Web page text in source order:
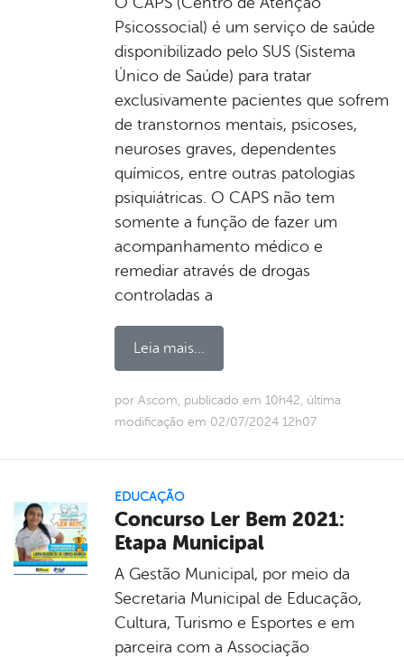
Psicossocial) é um serviço de saúde
disponibilizado pelo SUS (Sistema
Único de Saúde) para tratar
exclusivamente pacientes que sofrem
de transtornos mentais, psicoses,
neuroses graves, dependentes
químicos, entre outras patologias
psiquiátricas. O CAPS não tem
somente a função de fazer um
acompanhamento médico e
remediar através de drogas
controladas a
Leia mais...
por Ascom, publicado em 10h42, última
modificação em 02/07/2024 12h07
EDUCAÇÃO
Concurso Ler Bem 2021:
Etapa Municipal
A Gestão Municipal, por meio da
Secretaria Municipal de Educação,
Cultura, Turismo e Esportes e em
parceira com a Associação